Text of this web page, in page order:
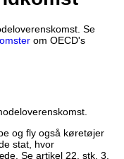
Se
om OECD's
og fly også køretøjer
stat, hvor
Se artikel 22, stk. 3,